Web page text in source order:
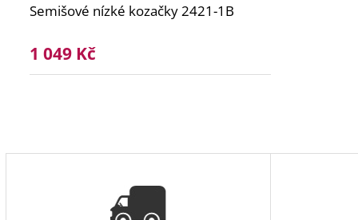
Semišové nízké kozačky 2421-1B
1 049 Kč